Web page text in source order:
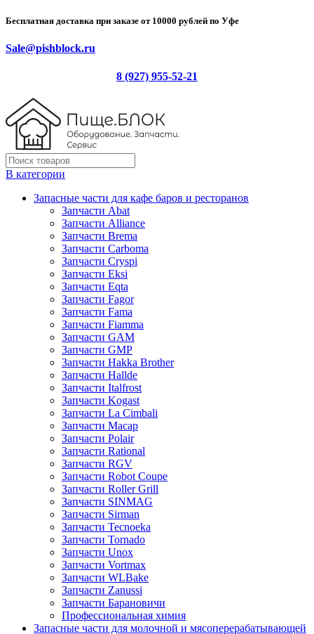
Бесплатная доставка при заказе от 10000 рублей по Уфе
Sale@pishblock.ru
8 (927) 955-52-21
В категории
Запасные части для кафе баров и ресторанов
Запчасти Abat
Запчасти Alliance
Запчасти Brema
Запчасти Carboma
Запчасти Cryspi
Запчасти Eksi
Запчасти Eqta
Запчасти Fagor
Запчасти Fama
Запчасти Fiamma
Запчасти GAM
Запчасти GMP
Запчасти Hakka Brother
Запчасти Hallde
Запчасти Italfrost
Запчасти Kogast
Запчасти La Cimbali
Запчасти Macap
Запчасти Polair
Запчасти Rational
Запчасти RGV
Запчасти Robot Coupe
Запчасти Roller Grill
Запчасти SINMAG
Запчасти Sirman
Запчасти Tecnoeka
Запчасти Tornado
Запчасти Unox
Запчасти Vortmax
Запчасти WLBake
Запчасти Zanussi
Запчасти Барановичи
Профессиональная химия
Запасные части для молочной и мясоперерабатывающей